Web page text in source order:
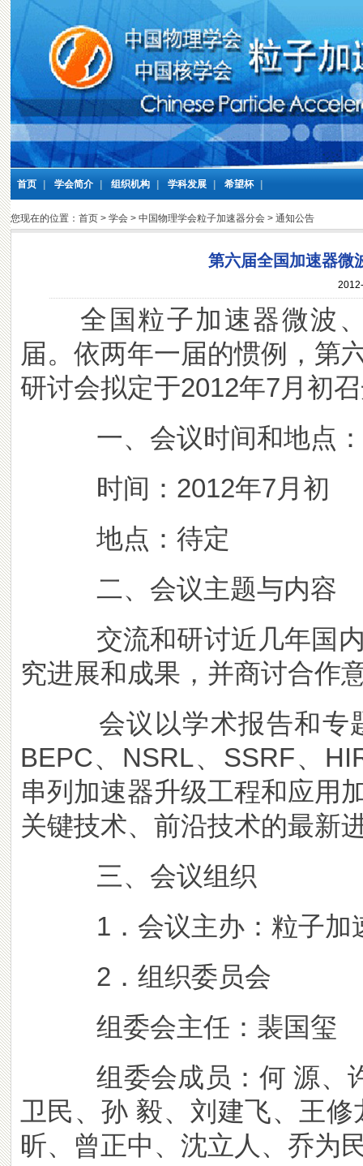
首页 学会简介 组织机构 学科发展 希望杯
您现在的位置： 首页> 学会> 中国物理学会粒子加速器分会> 通知公告
第六届全国加速器微
全国粒子加速器微波
届。依两年一届的惯例，第
研讨会拟定于2012年7月初
一、会议时间和地点：
时间：2012年7月初
地点：待定
二、会议主题与内容
交流和研讨近几年国内
究进展和成果，并商讨合作
会议以学术报告和专
BEPC、NSRL、SSRF、
串列加速器升级工程和应用
关键技术、前沿技术的最新
三、会议组织
1．会议主办：粒子加
2．组织委员会
组委会主任：裴国玺
组委会成员：何 源、
卫民、孙 毅、刘建飞、王
昕、曾正中、沈立人、乔为